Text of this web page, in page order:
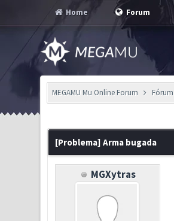
Home Forum
MEGAMU Mu Online Forum Fórum
[Problema] Arma bugada
MGXytras